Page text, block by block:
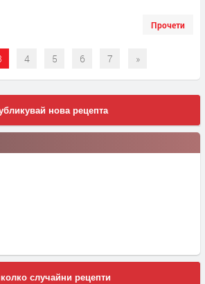
Прочети
4 5 6 7 »
нова рецепта
случайни рецепти